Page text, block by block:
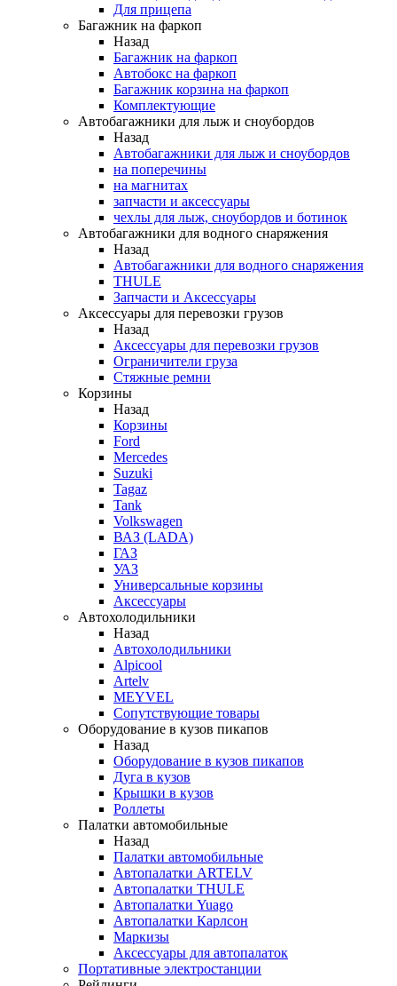
Для прицепа
Багажник на фаркоп
Назад
Багажник на фаркоп
Автобокс на фаркоп
Багажник корзина на фаркоп
Комплектующие
Автобагажники для лыж и сноубордов
Назад
Автобагажники для лыж и сноубордов
на поперечины
на магнитах
запчасти и аксессуары
чехлы для лыж, сноубордов и ботинок
Автобагажники для водного снаряжения
Назад
Автобагажники для водного снаряжения
THULE
Запчасти и Аксессуары
Аксессуары для перевозки грузов
Назад
Аксессуары для перевозки грузов
Ограничители груза
Стяжные ремни
Корзины
Назад
Корзины
Ford
Mercedes
Suzuki
Tagaz
Tank
Volkswagen
ВАЗ (LADA)
ГАЗ
УАЗ
Универсальные корзины
Аксессуары
Автохолодильники
Назад
Автохолодильники
Alpicool
Artelv
MEYVEL
Сопутствующие товары
Оборудование в кузов пикапов
Назад
Оборудование в кузов пикапов
Дуга в кузов
Крышки в кузов
Роллеты
Палатки автомобильные
Назад
Палатки автомобильные
Автопалатки ARTELV
Автопалатки THULE
Автопалатки Yuago
Автопалатки Карлсон
Маркизы
Аксессуары для автопалаток
Портативные электростанции